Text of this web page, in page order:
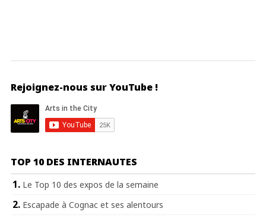
Rejoignez-nous sur YouTube !
TOP 10 DES INTERNAUTES
Le Top 10 des expos de la semaine
Escapade à Cognac et ses alentours